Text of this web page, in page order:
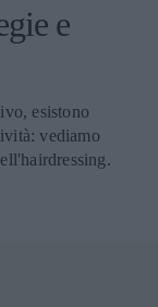
e
esistono
vediamo